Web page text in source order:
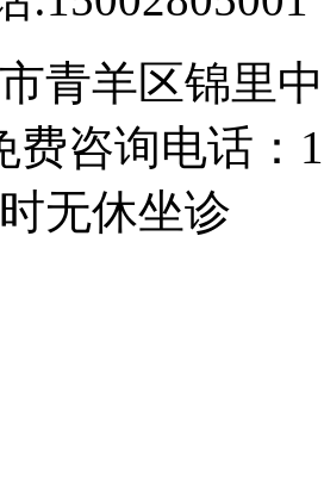
青羊区锦里
咨询电话：
无休坐诊